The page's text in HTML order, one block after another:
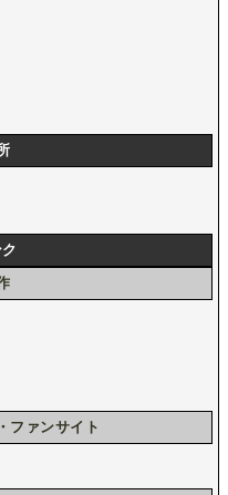
ファンサイト